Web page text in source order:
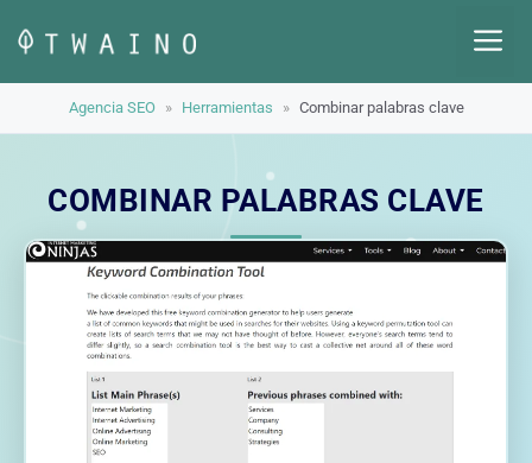
contenido
Agencia SEO » Herramientas » Combinar palabras clave
COMBINAR PALABRAS CLAVE